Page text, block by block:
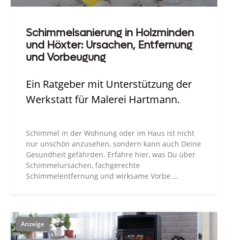
Schimmelsanierung in Holzminden
und Höxter: Ursachen, Entfernung
und Vorbeugung
Ein Ratgeber mit Unterstützung der
Werkstatt für Malerei Hartmann.
Schimmel in der Wohnung oder im Haus ist nicht
nur unschön anzusehen, sondern kann auch Deine
Gesundheit gefährden. Erfahre hier, was Du über
Schimmelursachen, fachgerechte
Schimmelentfernung und wirksame Vorbe …